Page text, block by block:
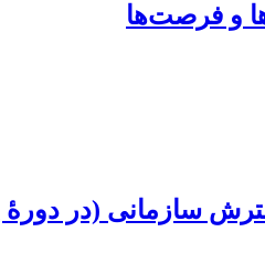
و فرصت‌ها
سازمانی (در